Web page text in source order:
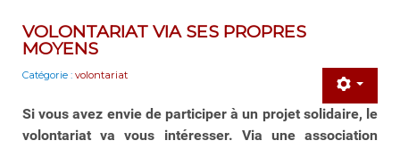
VOLONTARIAT VIA SES PROPRES
MOYENS
Catégorie : volontariat
Si vous avez envie de participer à un projet solidaire, le
volontariat va vous intéresser. Via une association